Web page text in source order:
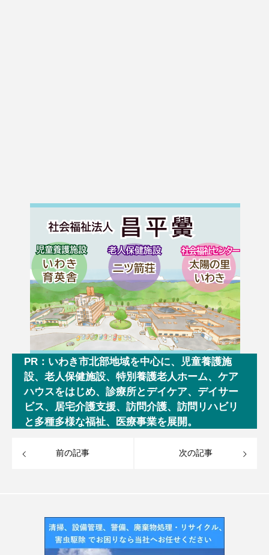
PR：いわき市北部地域を中心に、児童養護施
設、老人保健施設、特別養護老人ホーム、ケア
ハウスをはじめ、診療所とデイケア、デイサー
ビス、居宅介護支援、訪問介護、訪問リハビリ
と多種多様な福祉、医療事業を展開。
前の記事 次の記事